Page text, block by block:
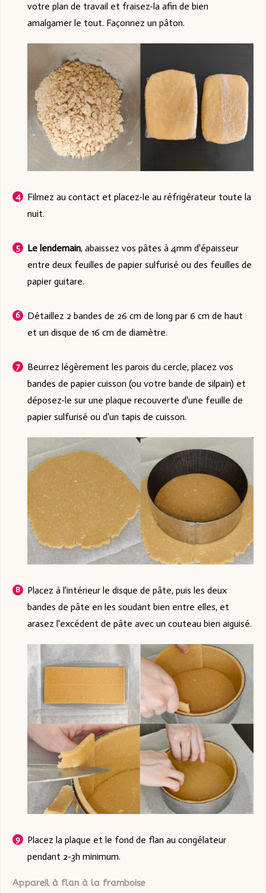
votre plan de travail et fraisez-la afin de bien
amalgamer le tout. Façonnez un pâton.
Filmez au contact et placez-le au réfrigérateur toute la
nuit.
Le lendemain, abaissez vos pâtes à 4mm d'épaisseur
entre deux feuilles de papier sulfurisé ou des feuilles de
papier guitare.
Détaillez 2 bandes de 26 cm de long par 6 cm de haut
et un disque de 16 cm de diamètre.
Beurrez légèrement les parois du cercle, placez vos
bandes de papier cuisson (ou votre bande de silpain) et
déposez-le sur une plaque recouverte d'une feuille de
papier sulfurisé ou d'un tapis de cuisson.
Placez à l'intérieur le disque de pâte, puis les deux
bandes de pâte en les soudant bien entre elles, et
arasez l'excédent de pâte avec un couteau bien aiguisé.
Placez la plaque et le fond de flan au congélateur
pendant 2-3h minimum.
Appareil à flan à la framboise